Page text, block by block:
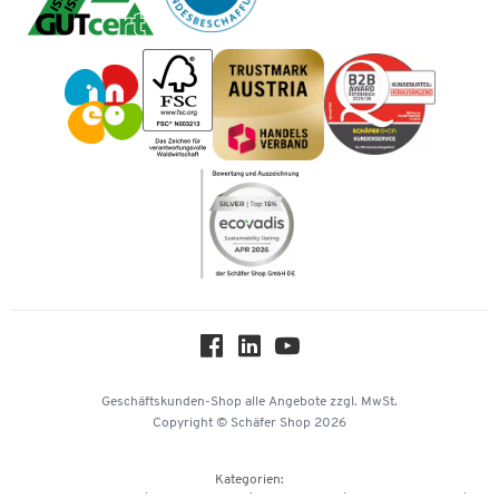
Tinte / Toner
Geschichte
Impressum
Karriere
Kataloge
Mastercard
Geschäftskunden-Shop alle Angebote zzgl. MwSt.
Copyright © Schäfer Shop 2026
Kategorien: